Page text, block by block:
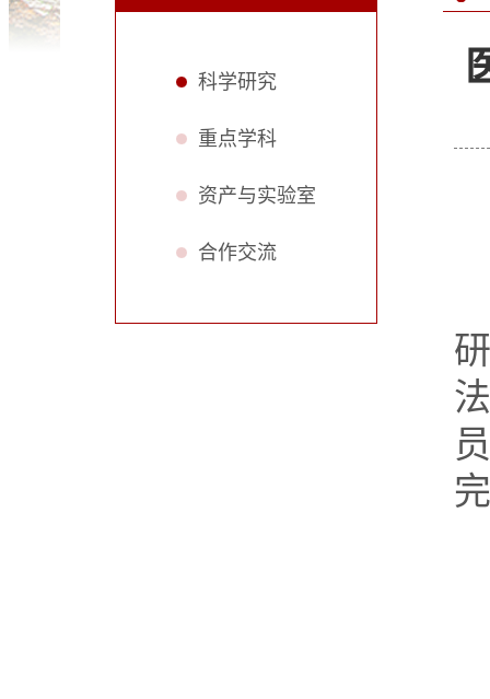
科学研究
重点学科
资产与实验室
合作交流